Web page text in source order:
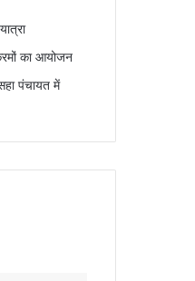
का आयोजन
पंचायत में